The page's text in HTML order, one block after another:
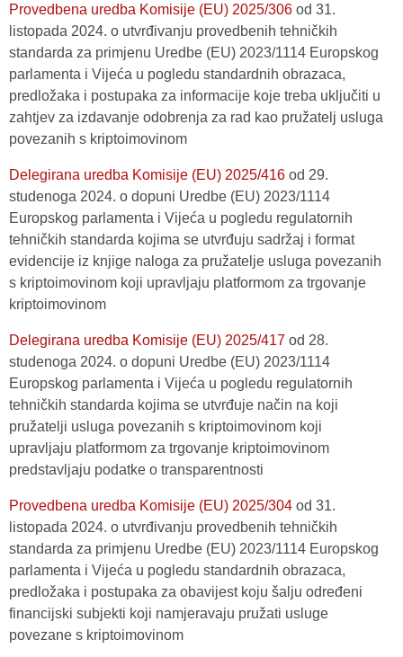
Provedbena uredba Komisije (EU) 2025/306 оd 31.
listopada 2024. o utvrđivanju provedbenih tehničkih
standarda za primjenu Uredbe (EU) 2023/1114 Europskog
parlamenta i Vijeća u pogledu standardnih obrazaca,
predložaka i postupaka za informacije koje treba uključiti u
zahtjev za izdavanje odobrenja za rad kao pružatelj usluga
povezanih s kriptoimovinom
Delegirana uredba Komisije (EU) 2025/416 оd 29.
studenoga 2024. o dopuni Uredbe (EU) 2023/1114
Europskog parlamenta i Vijeća u pogledu regulatornih
tehničkih standarda kojima se utvrđuju sadržaj i format
evidencije iz knjige naloga za pružatelje usluga povezanih
s kriptoimovinom koji upravljaju platformom za trgovanje
kriptoimovinom
Delegirana uredba Komisije (EU) 2025/417 оd 28.
studenoga 2024. o dopuni Uredbe (EU) 2023/1114
Europskog parlamenta i Vijeća u pogledu regulatornih
tehničkih standarda kojima se utvrđuje način na koji
pružatelji usluga povezanih s kriptoimovinom koji
upravljaju platformom za trgovanje kriptoimovinom
predstavljaju podatke o transparentnosti
Provedbena uredba Komisije (EU) 2025/304 оd 31.
listopada 2024. o utvrđivanju provedbenih tehničkih
standarda za primjenu Uredbe (EU) 2023/1114 Europskog
parlamenta i Vijeća u pogledu standardnih obrazaca,
predložaka i postupaka za obavijest koju šalju određeni
financijski subjekti koji namjeravaju pružati usluge
povezane s kriptoimovinom